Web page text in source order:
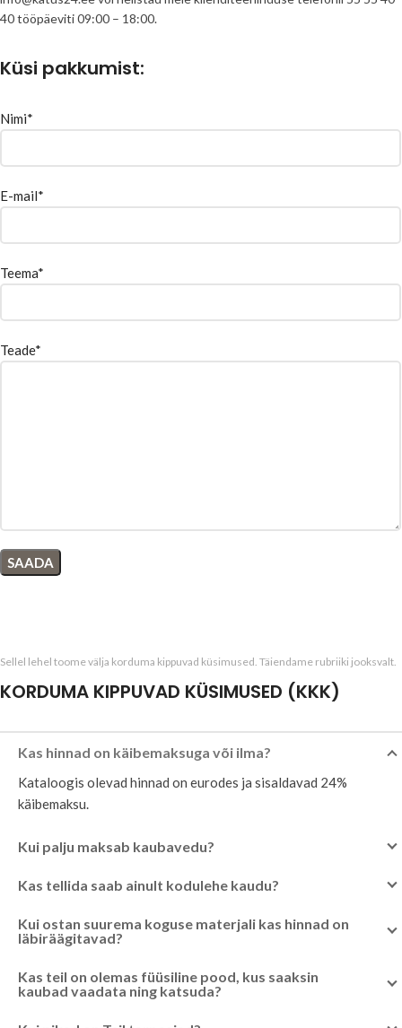
40 tööpäeviti 09:00 – 18:00.
Küsi pakkumist:
Nimi*
E-mail*
Teema*
Teade*
Sellel lehel toome välja korduma kippuvad küsimused. Täiendame rubriiki jooksvalt.
KORDUMA KIPPUVAD KÜSIMUSED (KKK)
Kas hinnad on käibemaksuga või ilma?
Kataloogis olevad hinnad on eurodes ja sisaldavad 24%
käibemaksu.
Kui palju maksab kaubavedu?
Kas tellida saab ainult kodulehe kaudu?
Kui ostan suurema koguse materjali kas hinnad on
läbiräägitavad?
Kas teil on olemas füüsiline pood, kus saaksin
kaubad vaadata ning katsuda?